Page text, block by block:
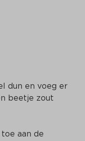
dun en voeg er
beetje zout
aan de